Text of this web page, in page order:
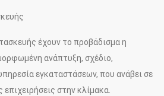
έχουν το προβάδισμα η
ανάπτυξη, σχέδιο,
εγκαταστάσεων, που ανάβει σε
επιχειρήσεις στην κλίμακα.